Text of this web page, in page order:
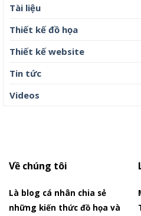
Tài liệu
Thiết kế đồ họa
Thiết kế website
Tin tức
Videos
Về chúng tôi
Là blog cá nhân chia sẻ
những kiến thức đồ họa và